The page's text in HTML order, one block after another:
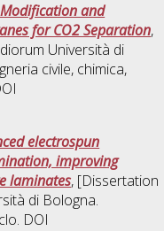
and
for CO2 Separation,
Università di
civile, chimica,
electrospun
improving
laminates, [Dissertation
di Bologna.
DOI